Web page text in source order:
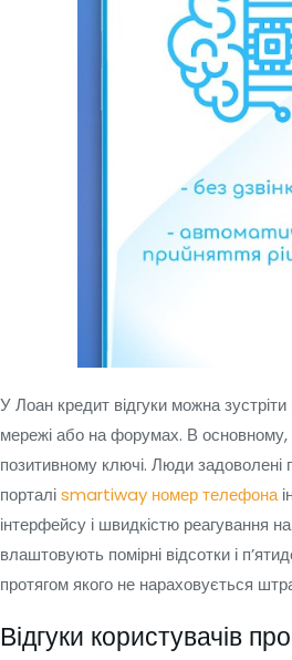
У Лоан кредит відгуки можна зустріти
мережі або на форумах. В основному,
позитивному ключі. Люди задоволені
порталіsmartiway номер телефона
інтерфейсу і швидкістю реагування
влаштовують помірні відсотки і
протягом якого не нараховується
Відгуки користувачів